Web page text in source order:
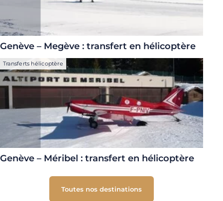
Genève – Megève : transfert en hélicoptère
Transferts hélicoptère
Genève – Méribel : transfert en hélicoptère
Toutes nos destinations